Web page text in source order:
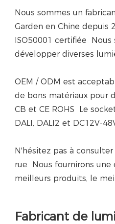
Nous sommes un
Garden en Chine depuis
ISO50001 certifiée
développer diverses
OEM / ODM est
de bons matériaux pour
CB et CE ROHS Le
DALI, DALI2 et DC12V-
N'hésitez pas à
rue Nous fournirons une
meilleurs produits, le
Fabricant de